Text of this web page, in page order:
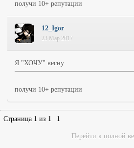
получи 10+ репутации
12_Igor
23 Мар 2017
Я "ХОЧУ" весну
получи 10+ репутации
Страница 1 из 1 1
Перейти к полной